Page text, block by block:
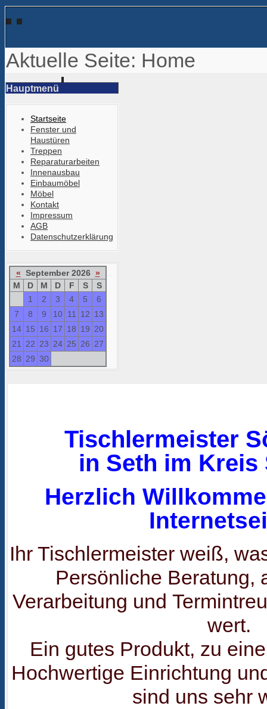
Aktuelle Seite: Home
Hauptmenü
Startseite
Fenster und
Haustüren
Treppen
Reparaturarbeiten
Innenausbau
Einbaumöbel
Möbel
Kontakt
Impressum
AGB
Datenschutzerklärung
« September 2026 »
M
D M D F S
S
1
2 3 4 5
6
7
8 9 10 11 12 13
14 15 16 17 18 19 20
21
22 23 24 25 26 27
28 29 30
Tischlermeister
in Seth im Kreis
Herzlich
Ihr Tischlermeister weiß,
Persönliche Beratung,
Verarbeitung und
wert.
Ein gutes Produkt, zu
Hochwertige Einrichtung
sind uns sehr